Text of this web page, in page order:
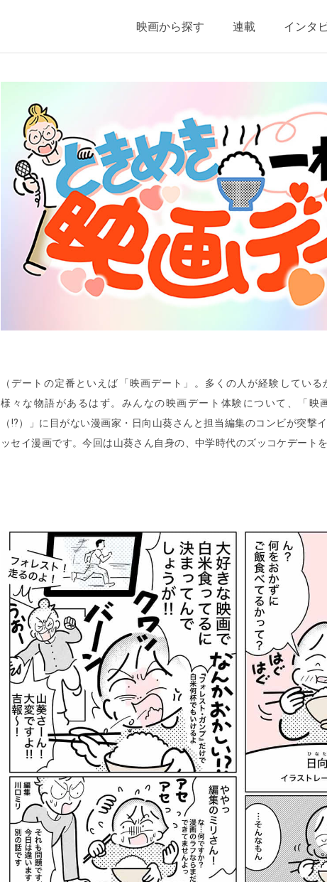
映画から探す 連載 インタ
（デートの定番といえば「映画デート」。多くの人が経験してい
様々な物語があるはず。みんなの映画デート体験について、「映
（!?）」に目がない漫画家・日向山葵さんと担当編集のコンビが突撃
ッセイ漫画です。今回は山葵さん自身の、中学時代のズッコケデートを